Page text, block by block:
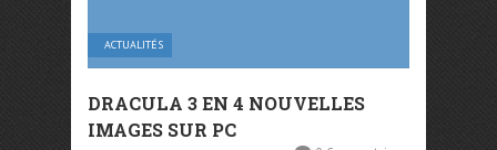
ACTUALITÉS
DRACULA 3 EN 4 NOUVELLES
IMAGES SUR PC